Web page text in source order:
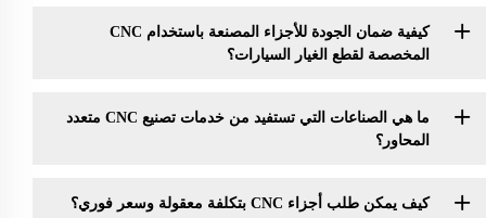
كيفية ضمان الجودة للأجزاء المصنعة باستخدام CNC
المخصصة لقطع الغيار السيارات؟
ما هي الصناعات التي تستفيد من خدمات تصنيع CNC متعدد
المحاور؟
كيف يمكن طلب أجزاء CNC بتكلفة معقولة وسعر فوري؟